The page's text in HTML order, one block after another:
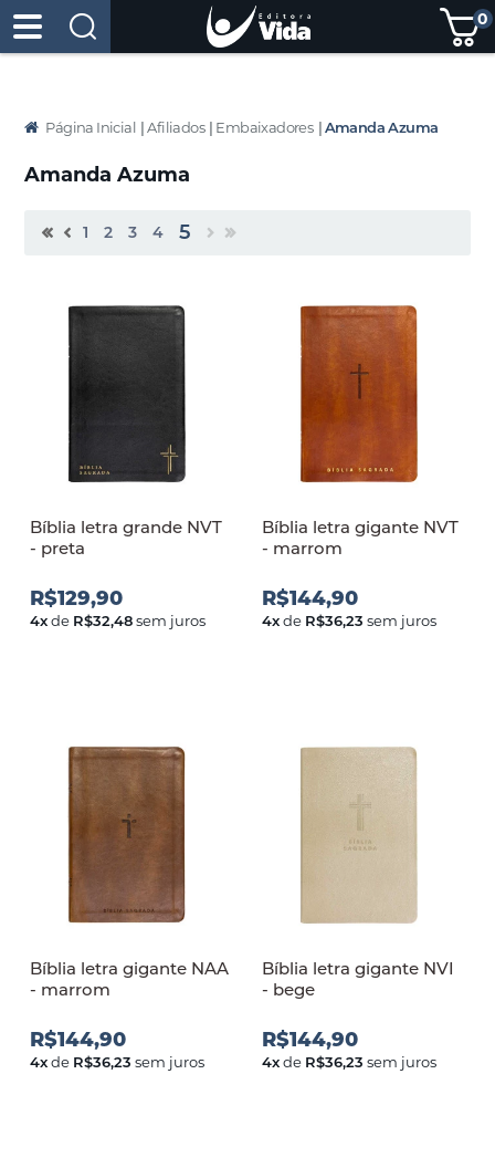
0
Página Inicial | Afiliados | Embaixadores |Amanda Azuma
Amanda Azuma
1 2 3 4 5
Bíblia letra grande NVT
- preta
R$129,90
4xde R$32,48sem juros
Bíblia letra gigante NVT
- marrom
R$144,90
4xde R$36,23 sem juros
Bíblia letra gigante NAA
- marrom
R$144,90
4xde R$36,23 sem juros
Bíblia letra gigante NVI
- bege
R$144,90
4xde R$36,23 sem juros